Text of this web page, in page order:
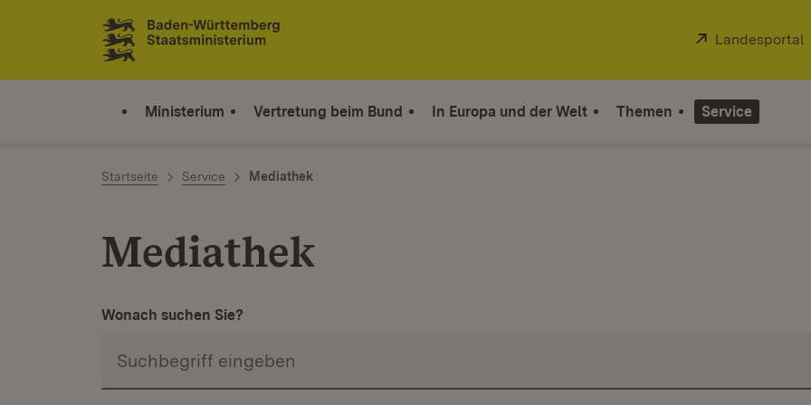
Zum Inhalt springen
Link zur Startseite
Extern:
Landesportal
Ministerium Vertretung beim Bund In Europa und der Welt Themen Service
Startseite Service Mediathek
Mediathek
Wonach suchen Sie?